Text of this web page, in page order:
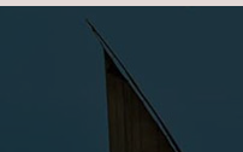
Skip to main content